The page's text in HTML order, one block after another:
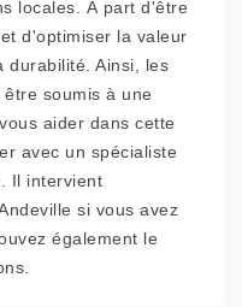
locales. À part d'être
d'optimiser la valeur
durabilité. Ainsi, les
soumis à une
aider dans cette
avec un spécialiste
Il intervient
si vous avez
également le